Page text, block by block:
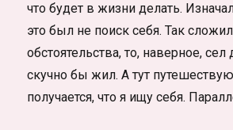
что будет в жизни делать.
это был не поиск себя. Так
обстоятельства, то, наверное,
скучно бы жил. А тут
получается, что я ищу себя.